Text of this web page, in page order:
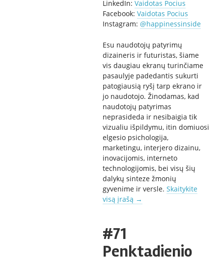
LinkedIn: Vaidotas Pocius
Facebook: Vaidotas Pocius
Instagram: @happinessinside
Esu naudotojų patyrimų
dizaineris ir futuristas, šiame
vis daugiau ekranų turinčiame
pasaulyje padedantis sukurti
patogiausią ryšį tarp ekrano ir
jo naudotojo. Žinodamas, kad
naudotojų patyrimas
neprasideda ir nesibaigia tik
vizualiu išpildymu, itin domiuosi
elgesio psichologija,
marketingu, interjero dizainu,
inovacijomis, interneto
technologijomis, bei visų šių
dalykų sinteze žmonių
gyvenime ir versle. Skaitykite
visą įrašą →
#71
Penktadienio